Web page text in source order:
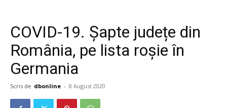
COVID-19. Șapte județe din
România, pe lista roșie în
Germania
Scris de dbonline - 8 August 2020